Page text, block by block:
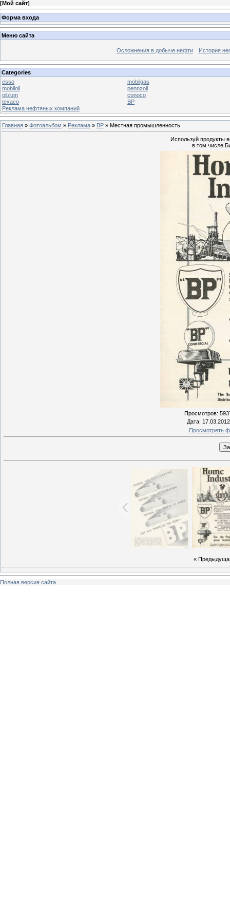
[Мой сайт]
Форма входа
Меню сайта
Осложнения в добыче нефти История
Categories
esso
mobilgas
mobiloil
pennzoil
oilzum
conoco
texaco
BP
Реклама нефтяных компаний
Главная » Фотоальбом » Реклама » BP » Местная промышленность
Используй продукты
в том числе
Просмотров:
Дата:
Просмотреть
«
Полная версия сайта